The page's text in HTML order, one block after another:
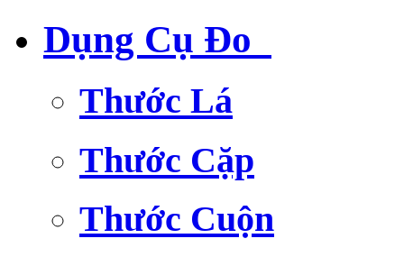
Dụng Cụ Đo
Thước Lá
Thước Cặp
Thước Cuộn